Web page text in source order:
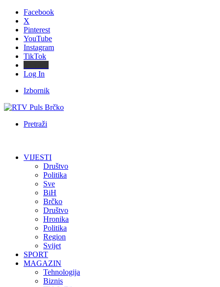
Facebook
X
Pinterest
YouTube
Instagram
TikTok
Log In
Izbornik
Pretraži
VIJESTI
Društvo
Politika
Sve
BiH
Brčko
Društvo
Hronika
Politika
Region
Svijet
SPORT
MAGAZIN
Tehnologija
Biznis